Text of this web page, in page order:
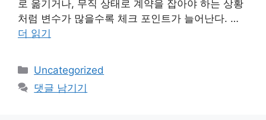
로 옮기거나, 무직 상태로 계약을 잡아야 하는 상황
처럼 변수가 많을수록 체크 포인트가 늘어난다. …
더 읽기
카
테
Uncategorized
댓글 남기기